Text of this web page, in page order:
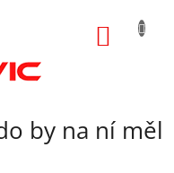
by na ní měl